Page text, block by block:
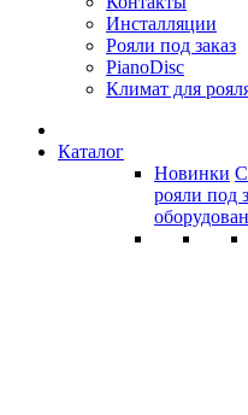
Инсталляции
Рояли под заказ
PianoDisc
Климат для
Каталог
Новинки
рояли под